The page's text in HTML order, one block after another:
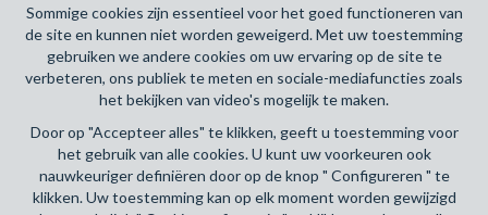
Sommige cookies zijn essentieel voor het goed functioneren van
de site en kunnen niet worden geweigerd. Met uw toestemming
gebruiken we andere cookies om uw ervaring op de site te
verbeteren, ons publiek te meten en sociale-mediafuncties zoals
het bekijken van video's mogelijk te maken.
Door op "Accepteer alles" te klikken, geeft u toestemming voor
het gebruik van alle cookies. U kunt uw voorkeuren ook
nauwkeuriger definiëren door op de knop " Configureren " te
klikken. Uw toestemming kan op elk moment worden gewijzigd
Deontologische code
BA en borgstelling via NV AXA Belgium, Troonplein 1, 1000
Brussel (polisnr. 730.390.160) Dekking geldt voor
activiteiten die in België worden uitgevoerd
Algemene gebruiksvoorwaarden van de website
Charter privéleven